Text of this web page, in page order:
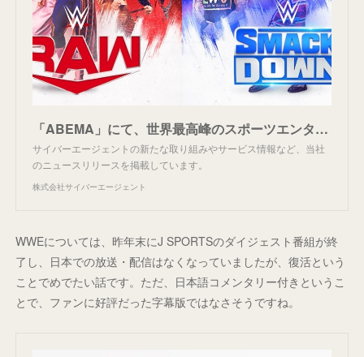
「ABEMA」にて、世界最高峰のスポーツエンターテインメントWWEを 日本語実況にて国内独占放送決定 世界10億人を魅了する番組『RAW』&『SMACKDOWN』を日本初の毎週夜8時より無料放送
サイバーエージェントの新たな取り組みやサービス情報など、当社
のニュースリリースを掲載しています。
株式会社サイバーエージェント
WWEについては、昨年末にJ SPORTSのダイジェスト番組が終
了し、日本での放送・配信はなくなっていましたが、復活という
ことでめでたい話です。ただ、日本語コメンタリー付きというこ
とで、ファンに好評だった字幕版ではなさそうですね。